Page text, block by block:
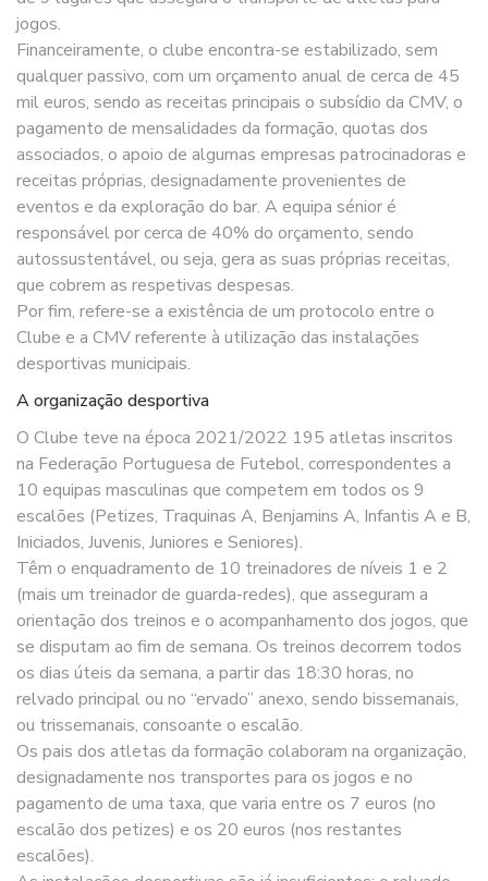
jogos.
Financeiramente, o clube encontra-se estabilizado, sem
qualquer passivo, com um orçamento anual de cerca de 45
mil euros, sendo as receitas principais o subsídio da CMV, o
pagamento de mensalidades da formação, quotas dos
associados, o apoio de algumas empresas patrocinadoras e
receitas próprias, designadamente provenientes de
eventos e da exploração do bar. A equipa sénior é
responsável por cerca de 40% do orçamento, sendo
autossustentável, ou seja, gera as suas próprias receitas,
que cobrem as respetivas despesas.
Por fim, refere-se a existência de um protocolo entre o
Clube e a CMV referente à utilização das instalações
desportivas municipais.
A organização desportiva
O Clube teve na época 2021/2022 195 atletas inscritos
na Federação Portuguesa de Futebol, correspondentes a
10 equipas masculinas que competem em todos os 9
escalões (Petizes, Traquinas A, Benjamins A, Infantis A e B,
Iniciados, Juvenis, Juniores e Seniores).
Têm o enquadramento de 10 treinadores de níveis 1 e 2
(mais um treinador de guarda-redes), que asseguram a
orientação dos treinos e o acompanhamento dos jogos, que
se disputam ao fim de semana. Os treinos decorrem todos
os dias úteis da semana, a partir das 18:30 horas, no
relvado principal ou no “ervado” anexo, sendo bissemanais,
ou trissemanais, consoante o escalão.
Os pais dos atletas da formação colaboram na organização,
designadamente nos transportes para os jogos e no
pagamento de uma taxa, que varia entre os 7 euros (no
escalão dos petizes) e os 20 euros (nos restantes
escalões).